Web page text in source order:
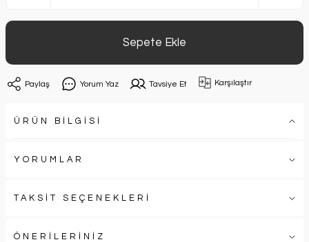
Sepete Ekle
Paylaş Yorum Yaz Tavsiye Et Karşılaştır
ÜRÜN BİLGİSİ
YORUMLAR
TAKSİT SEÇENEKLERİ
ÖNERİLERİNİZ